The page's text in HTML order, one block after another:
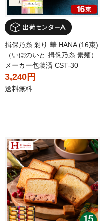
揖保乃糸 彩り 華 HANA (16束)
（いぼのいと 揖保乃糸 素麺）
メーカー包装済 CST-30
3,240円
送料無料